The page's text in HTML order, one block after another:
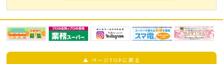
▲ ページTOPに戻る